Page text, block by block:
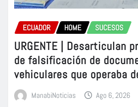
ECUADOR HOME SUCESOS
URGENTE | Desarticulan
de falsificación de
vehiculares que operaba
ManabiNoticias Ago 6, 2026